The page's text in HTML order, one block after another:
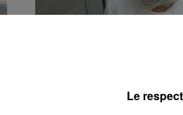
gravement brûlé après
l'explosion d'un jouet...
Le